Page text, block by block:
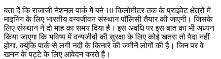
बता दें कि राजाजी नेशनल पार्क में बने 10 किलोमीटर तक के प्राइवेट क्षेत्रों में
माइनिंग के लिए भारतीय वन्यजीवन संस्थान पॉलिसी तैयार की जाएगी। जिसके
लिए संस्थान ने दो माह का समय दिया है। इस अवधि पर इस बात का भी अध्यन
किया जाएगा कि भविष्य में वन्यजीवों की सुरक्षा के लिए कोई खतरा तो पैदा नहीं
होगा, क्यूंकि पार्क से लगी नदी के किनारे की जमीनें लोगों की है। जिन पर वे
खनन के पट्टे के लिए आवेदन करते हैं।